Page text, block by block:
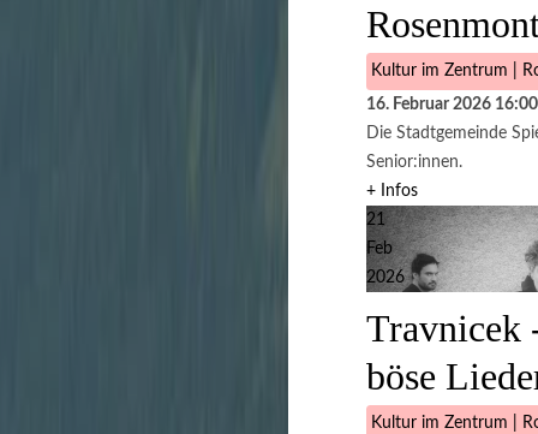
Kultur im Zentrum |
16. Februar 2026 16:00
Die Stadtgemeinde
Senior:innen.
+ Infos
21
Feb
2026
Travnicek
böse
Kultur im Zentrum |